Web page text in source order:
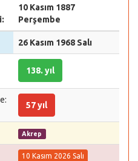
10 Kasım 1887
Perşembe
26 Kasım 1968 Salı
138. yıl
57 yıl
Akrep
10 Kasım 2026 Salı